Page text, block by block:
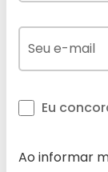
Eu
Ao informar